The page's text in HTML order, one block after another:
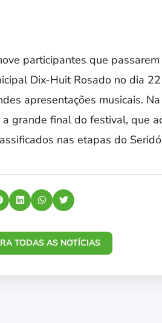
participantes que
Dix-Huit Rosado no dia
apresentações musicais.
grande final do festival, que
nas etapas do
TODAS AS NOTÍCIAS